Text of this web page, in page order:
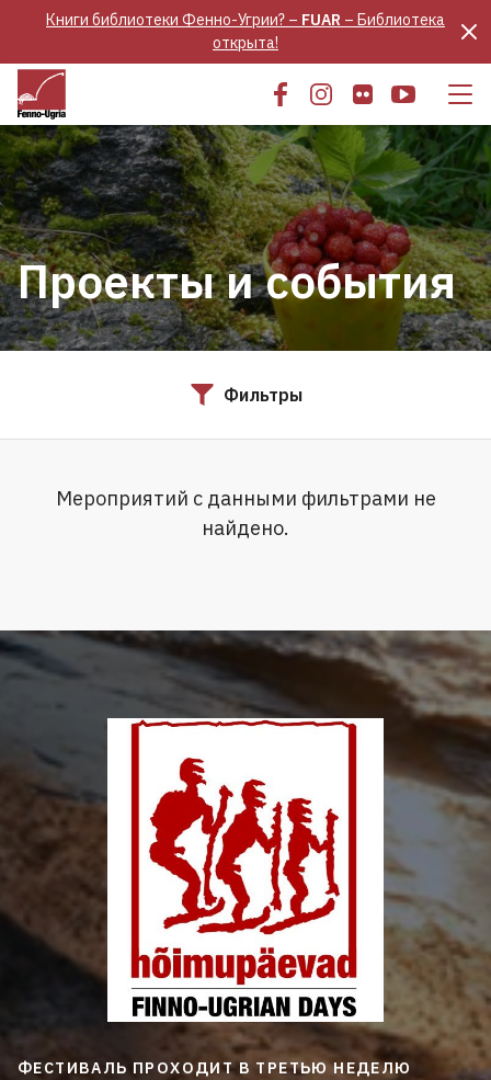
Книги библиотеки Фенно-Угрии? – FUAR – Библиотека
открыта!
Проекты и события
Фильтры
Мероприятий с данными фильтрами не
найдено.
ФЕСТИВАЛЬ ПРОХОДИТВ ТРЕТЬЮ НЕДЕЛЮ